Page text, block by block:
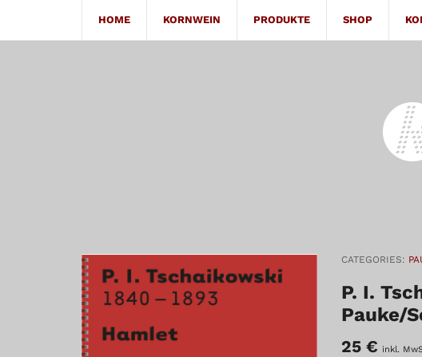
HOME KORNWEIN PRODUKTE SHOP
CATEGORIES:
P. I.
Pauke/
25 € inkl.